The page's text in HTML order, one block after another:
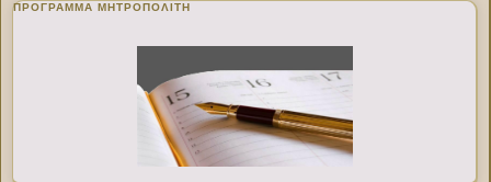
ΠΡΌΓΡΑΜΜΑ ΜΗΤΡΟΠΟΛΊΤΗ